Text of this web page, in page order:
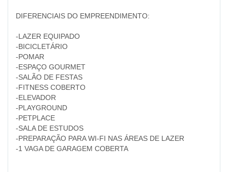
DIFERENCIAIS DO EMPREENDIMENTO:
-LAZER EQUIPADO
-BICICLETÁRIO
-POMAR
-ESPAÇO GOURMET
-SALÃO DE FESTAS
-FITNESS COBERTO
-ELEVADOR
-PLAYGROUND
-PETPLACE
-SALA DE ESTUDOS
-PREPARAÇÃO PARA WI-FI NAS ÁREAS DE LAZER
-1 VAGA DE GARAGEM COBERTA